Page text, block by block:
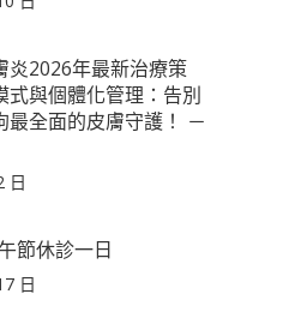
炎2026年最新治療策
式與個體化管理：告別
最全面的皮膚守護！ －
日
節休診一日
日